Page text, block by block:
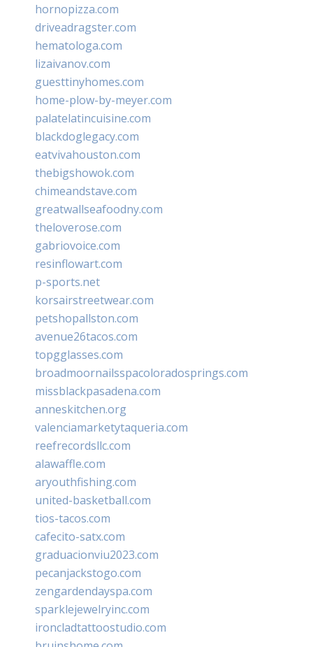
hornopizza.com
driveadragster.com
hematologa.com
lizaivanov.com
guesttinyhomes.com
home-plow-by-meyer.com
palatelatincuisine.com
blackdoglegacy.com
eatvivahouston.com
thebigshowok.com
chimeandstave.com
greatwallseafoodny.com
theloverose.com
gabriovoice.com
resinflowart.com
p-sports.net
korsairstreetwear.com
petshopallston.com
avenue26tacos.com
topgglasses.com
broadmoornailsspacoloradosprings.com
missblackpasadena.com
anneskitchen.org
valenciamarketytaqueria.com
reefrecordsllc.com
alawaffle.com
aryouthfishing.com
united-basketball.com
tios-tacos.com
cafecito-satx.com
graduacionviu2023.com
pecanjackstogo.com
zengardendayspa.com
sparklejewelryinc.com
ironcladtattoostudio.com